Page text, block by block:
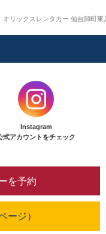
オリックスレンタカー 仙台卸町東
Instagram
式アカウントをチェック
を予約
ージ）